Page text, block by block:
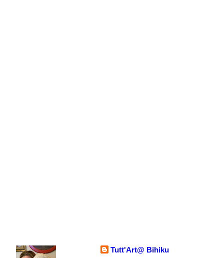
Tutt'Art@ Bihiku